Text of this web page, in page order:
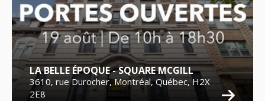
LA BELLE ÉPOQUE - SQUARE MCGILL
3610, rue Durocher, Montréal, Québec, H2X
2E8